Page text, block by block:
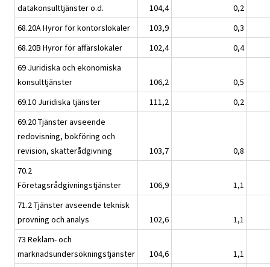
datakonsulttjänster o.d.
104,4
0,2
68.20A Hyror för kontorslokaler
103,9
0,3
68.20B Hyror för affärslokaler
102,4
0,4
69 Juridiska och ekonomiska
konsulttjänster
106,2
0,5
69.10 Juridiska tjänster
111,2
0,2
69.20 Tjänster avseende
redovisning, bokföring och
revision, skatterådgivning
103,7
0,8
70.2
Företagsrådgivningstjänster
106,9
1,1
71.2 Tjänster avseende teknisk
provning och analys
102,6
1,1
73 Reklam- och
marknadsundersökningstjänster
104,6 1,1